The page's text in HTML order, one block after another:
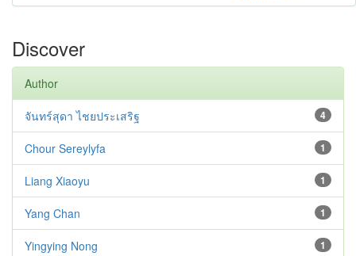
Discover
Author
4
จันทร์สุดา ไชยประเสริฐ
1
Chour Sereylyfa
1
Liang Xiaoyu
1
Yang Chan
1
Yingying Nong